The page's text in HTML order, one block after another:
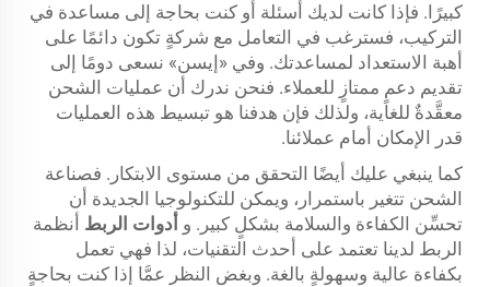
كبيرًا. فإذا كانت لديك أسئلة أو كنت بحاجة إلى مساعدة في
التركيب، فسترغب في التعامل مع شركةٍ تكون دائمًا على
أهبة الاستعداد لمساعدتك. وفي «إيسن» نسعى دومًا إلى
تقديم دعمٍ ممتازٍ للعملاء. فنحن ندرك أن عمليات الشحن
معقَّدةٌ للغاية، ولذلك فإن هدفنا هو تبسيط هذه العمليات
قدر الإمكان أمام عملائنا.
كما ينبغي عليك أيضًا التحقق من مستوى الابتكار. فصناعة
الشحن تتغير باستمرار، ويمكن للتكنولوجيا الجديدة أن
تحسِّن الكفاءة والسلامة بشكلٍ كبير. و أدوات الربط أنظمة
الربط لدينا تعتمد على أحدث التقنيات، لذا فهي تعمل
بكفاءة عالية وسهولةٍ بالغة. وبغض النظر عمَّا إذا كنت بحاجةٍ